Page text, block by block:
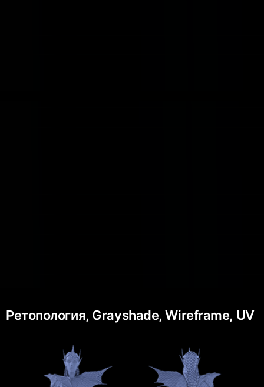
Ретопология, Grayshade, Wireframe, UV